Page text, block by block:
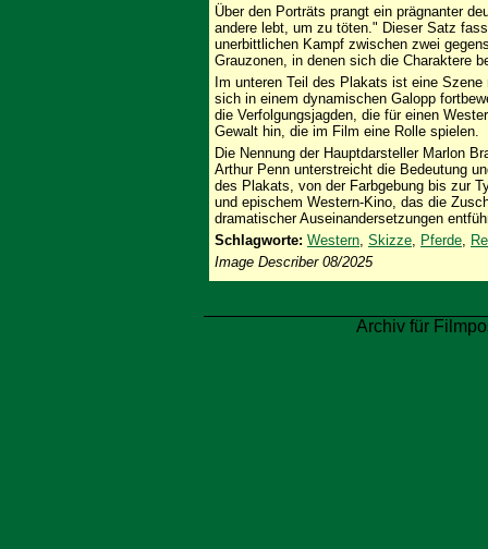
Über den Porträts prangt ein prägnanter
andere lebt, um zu töten." Dieser Satz
unerbittlichen Kampf zwischen zwei
Grauzonen, in denen sich die Charaktere
Im unteren Teil des Plakats ist eine
sich in einem dynamischen Galopp
die Verfolgungsjagden, die für einen
Gewalt hin, die im Film eine Rolle spielen.
Die Nennung der Hauptdarsteller Marlon
Arthur Penn unterstreicht die Bedeutung
des Plakats, von der Farbgebung bis zur
und epischem Western-Kino, das die
dramatischer Auseinandersetzungen
Schlagworte: Western, Skizze, Pferde,
Image Describer 08/2025
Archiv für